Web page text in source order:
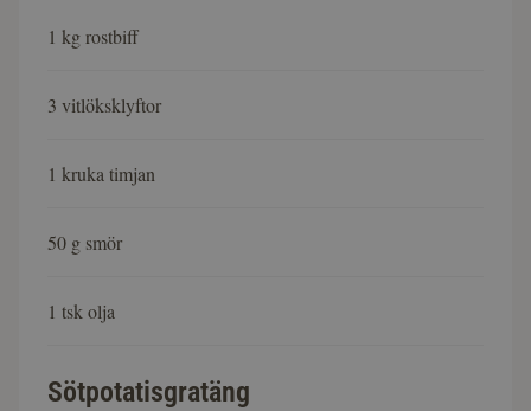
1 kg rostbiff
3 vitlöksklyftor
1 kruka timjan
50 g smör
1 tsk olja
Sötpotatisgratäng